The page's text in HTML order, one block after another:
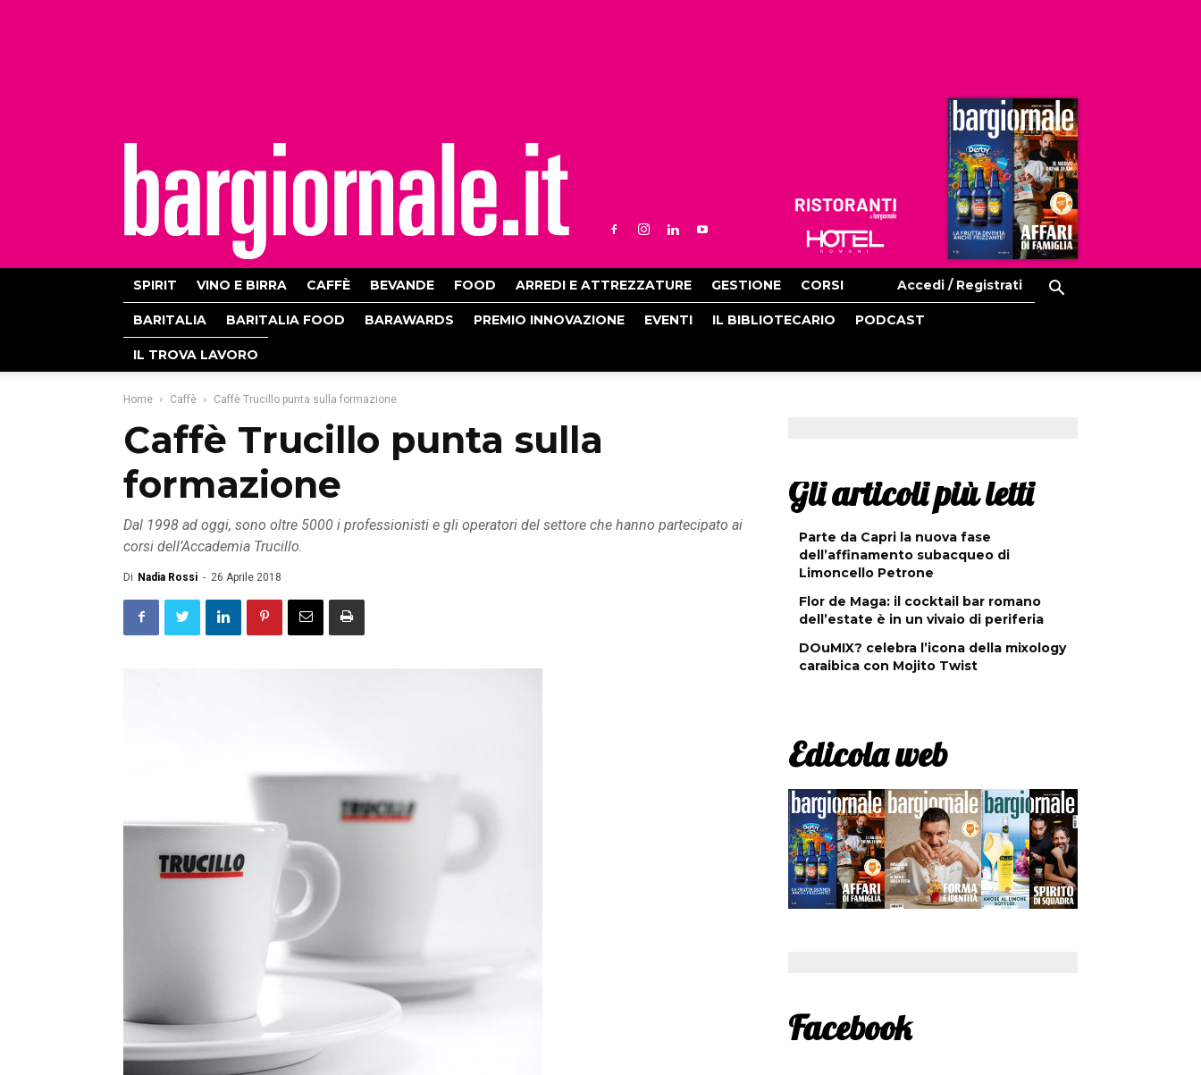
Ristoranti
Hoteldomani
SPIRIT VINO E BIRRA CAFFÈ BEVANDE FOOD ARREDI E ATTREZZATURE GESTIONE CORSI Accedi / Registrati
BARITALIA BARITALIA FOOD BARAWARDS PREMIO INNOVAZIONE EVENTI IL BIBLIOTECARIO PODCAST
IL TROVA LAVORO
Home Caffè Caffè Trucillo punta sulla formazione
Caffè Trucillo punta sulla
formazione
Dal 1998 ad oggi, sono oltre 5000 i professionisti e gli operatori del settore che hanno partecipato ai
corsi dell’Accademia Trucillo.
Di Nadia Rossi - 26 Aprile 2018
Gli articoli più letti
Parte da Capri la nuova fase
dell’affinamento subacqueo di
Limoncello Petrone
Flor de Maga: il cocktail bar romano
dell’estate è in un vivaio di periferia
DOuMIX? celebra l’icona della mixology
caraibica con Mojito Twist
Edicola web
Facebook